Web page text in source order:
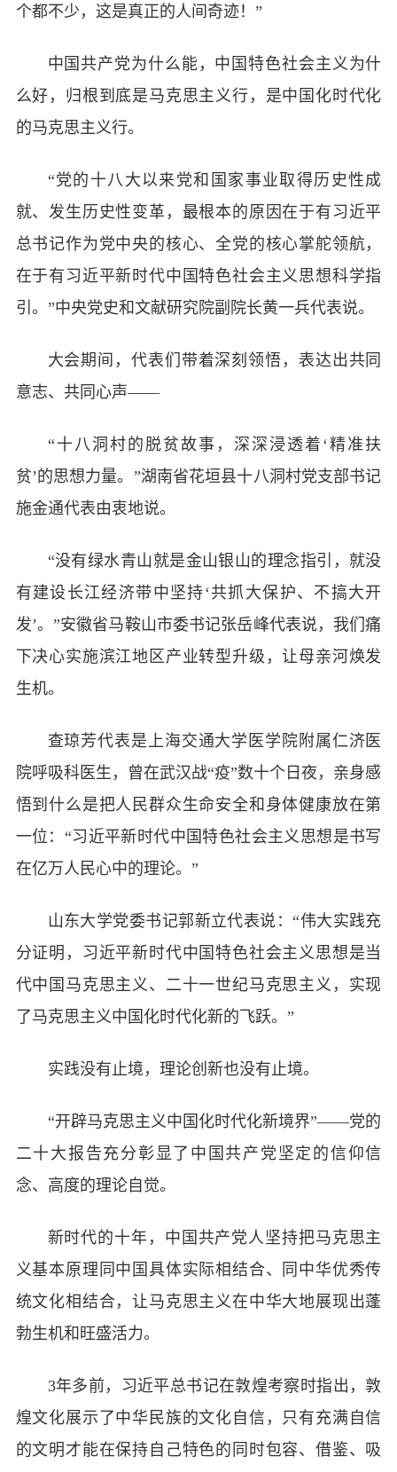
个都不少，这是真正的人间奇迹！”
中国共产党为什么能，中国特色社会主义为什
么好，归根到底是马克思主义行，是中国化时代化
的马克思主义行。
“党的十八大以来党和国家事业取得历史性成
就、发生历史性变革，最根本的原因在于有习近平
总书记作为党中央的核心、全党的核心掌舵领航，
在于有习近平新时代中国特色社会主义思想科学指
引。”中央党史和文献研究院副院长黄一兵代表说。
大会期间，代表们带着深刻领悟，表达出共同
意志、共同心声——
“十八洞村的脱贫故事，深深浸透着‘精准扶
贫’的思想力量。”湖南省花垣县十八洞村党支部书记
施金通代表由衷地说。
“没有绿水青山就是金山银山的理念指引，就没
有建设长江经济带中坚持‘共抓大保护、不搞大开
发’。”安徽省马鞍山市委书记张岳峰代表说，我们痛
下决心实施滨江地区产业转型升级，让母亲河焕发
生机。
查琼芳代表是上海交通大学医学院附属仁济医
院呼吸科医生，曾在武汉战“疫”数十个日夜，亲身感
悟到什么是把人民群众生命安全和身体健康放在第
一位：“习近平新时代中国特色社会主义思想是书写
在亿万人民心中的理论。”
山东大学党委书记郭新立代表说：“伟大实践充
分证明，习近平新时代中国特色社会主义思想是当
代中国马克思主义、二十一世纪马克思主义，实现
了马克思主义中国化时代化新的飞跃。”
实践没有止境，理论创新也没有止境。
“开辟马克思主义中国化时代化新境界”——党的
二十大报告充分彰显了中国共产党坚定的信仰信
念、高度的理论自觉。
新时代的十年，中国共产党人坚持把马克思主
义基本原理同中国具体实际相结合、同中华优秀传
统文化相结合，让马克思主义在中华大地展现出蓬
勃生机和旺盛活力。
3年多前，习近平总书记在敦煌考察时指出，敦
煌文化展示了中华民族的文化自信，只有充满自信
的文明才能在保持自己特色的同时包容、借鉴、吸